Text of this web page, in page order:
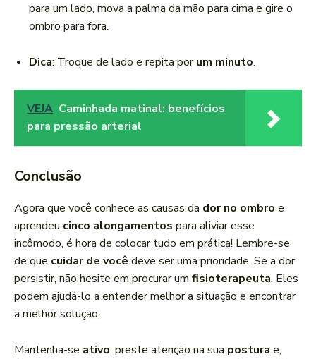
para um lado, mova a palma da mão para cima e gire o
ombro para fora.
Dica: Troque de lado e repita porum minuto.
VEJA Caminhada matinal: benefícios
para pressão arterial
Conclusão
Agora que você conhece as causas da dor no ombro e
aprendeu cinco alongamentos para aliviar esse
incômodo, é hora de colocar tudo em prática! Lembre-se
de que cuidar de você deve ser uma prioridade. Se a dor
persistir, não hesite em procurar um fisioterapeuta. Eles
podem ajudá-lo a entender melhor a situação e encontrar
a melhor solução.
Mantenha-se ativo, preste atenção na sua postura e,